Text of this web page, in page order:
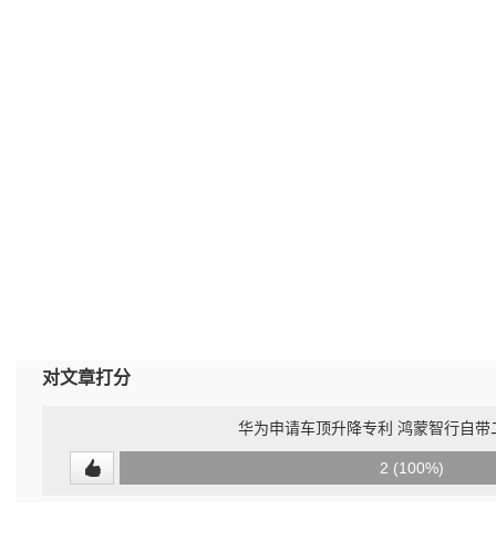
对文章打分
华为申请车顶升降专利 鸿蒙智行自带
2 (100%)